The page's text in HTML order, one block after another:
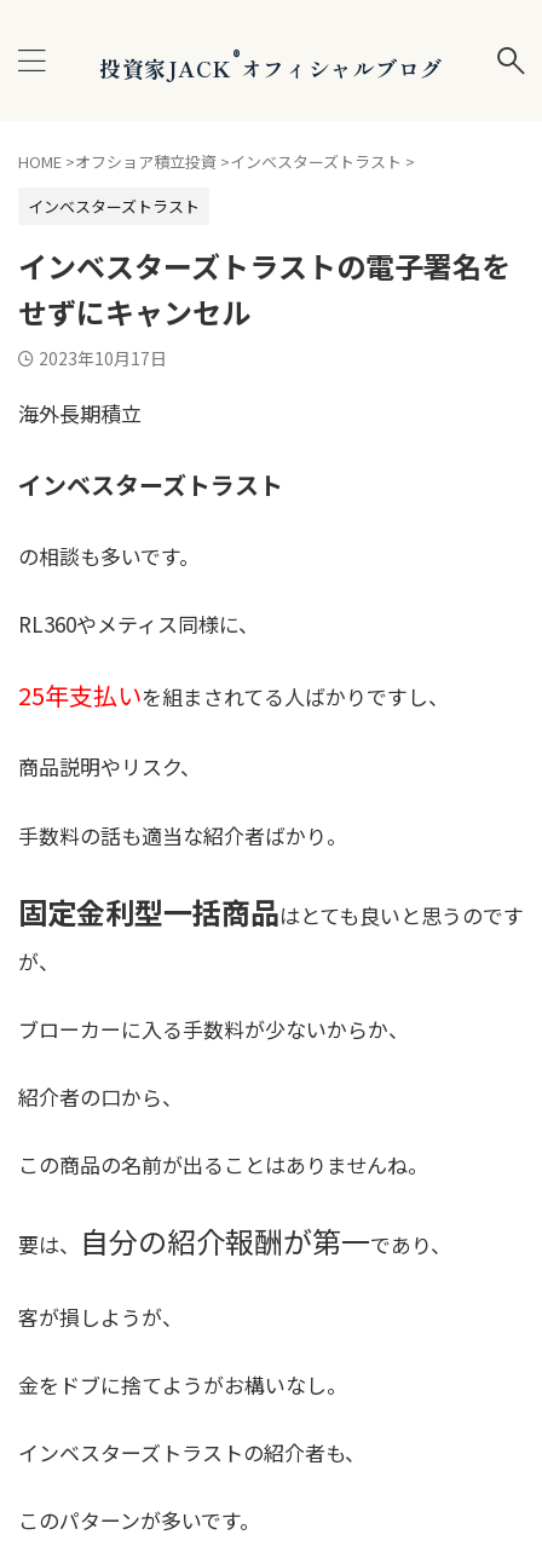
投資家JACK®オフィシャルブログ
HOME >オフショア積立投資 >インベスターズトラスト >
インベスターズトラスト
インベスターズトラストの電子署名を
せずにキャンセル
2023年10月17日
海外長期積立
インベスターズトラスト
の相談も多いです。
RL360やメティス同様に、
25年支払いを組まされてる人ばかりですし、
商品説明やリスク、
手数料の話も適当な紹介者ばかり。
固定金利型一括商品はとても良いと思うのです
が、
ブローカーに入る手数料が少ないからか、
紹介者の口から、
この商品の名前が出ることはありませんね。
要は、 自分の紹介報酬が第一であり、
客が損しようが、
金をドブに捨てようがお構いなし。
インベスターズトラストの紹介者も、
このパターンが多いです。